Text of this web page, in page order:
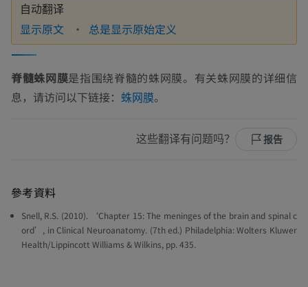
自动翻译
显示原文 总是显示原始定义
脊髓蛛网膜是指围绕脊髓的蛛网膜。有关蛛网膜的详细信
息，请访问以下链接： 蛛网膜。
这些翻译有问题吗？ 报告
參考資料
Snell, R.S. (2010). ‘Chapter 15: The meninges of the brain and spinal c
ord’, in Clinical Neuroanatomy. (7th ed.) Philadelphia: Wolters Kluwer
Health/Lippincott Williams & Wilkins, pp. 435.